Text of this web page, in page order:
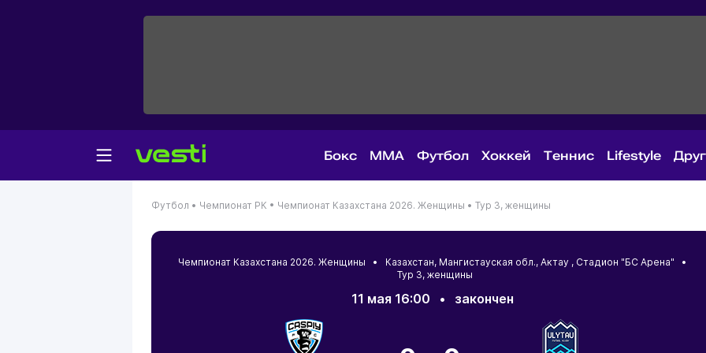
Бокс MMA Футбол Хоккей Теннис Lifestyle
Футбол • Чемпионат РК • Чемпионат Казахстана 2026. Женщины • Тур 3, женщины
Чемпионат Казахстана 2026. Женщины • Казахстан, Мангистауская обл., Актау , Стадион "БС Арена" •
Тур 3, женщины
11 мая 16:00 • закончен